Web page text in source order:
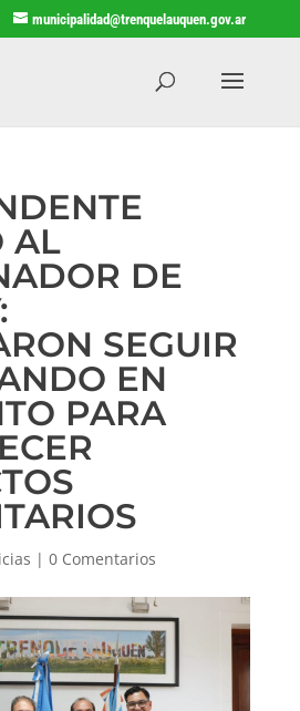
municipalidad@trenquelauquen.gov.ar
AL
DE
SEGUIR
EN
PARA
| 0 Comentarios